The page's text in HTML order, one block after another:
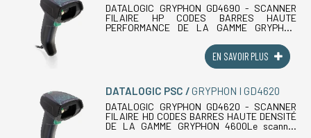
DATALOGIC GRYPHON GD4690 - SCANNER
FILAIRE HP CODES BARRES HAUTE
PERFORMANCE DE LA GAMME GRYPHON
Datalogic Gryphon GD4690 est le modèle
Haute Performance (HP) de la (...)
EN SAVOIR PLUS
DATALOGIC PSC GRYPHON I GD4620
DATALOGIC GRYPHON GD4620 - SCANNER
FILAIRE HD CODES BARRES HAUTE DENSITÉ
DE LA GAMME GRYPHON 4600Le scanner